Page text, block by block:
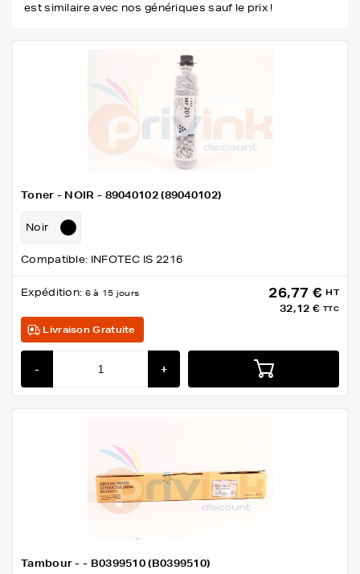
est similaire avec nos génériques sauf le prix !
Toner - NOIR - 89040102 (89040102)
Noir
Compatible: INFOTEC IS 2216
Expédition: 6 à 15 jours 26,77 € HT
32,12 € TTC
Livraison Gratuite
- +
Tambour - - B0399510 (B0399510)